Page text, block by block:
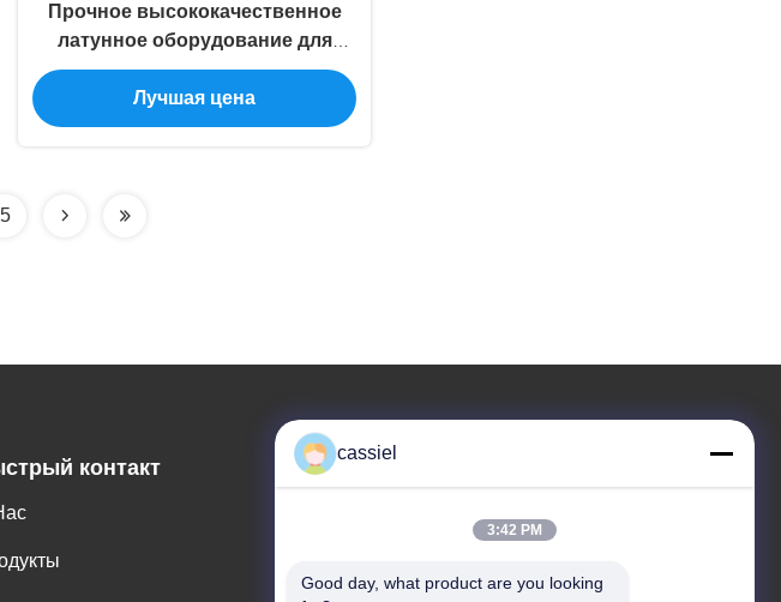
Прочное высококачественное
латунное оборудование для
нанесения покрытия вакуума
цвета ПВД черноты Фаусет
водопроводного крана цинка
Лучшая цена
5
контакт Наш адрес
НО.14, 1-ая улица, дорога Нюланвай, городок
cassiel
3:42 PM
Good day, what product are you looking